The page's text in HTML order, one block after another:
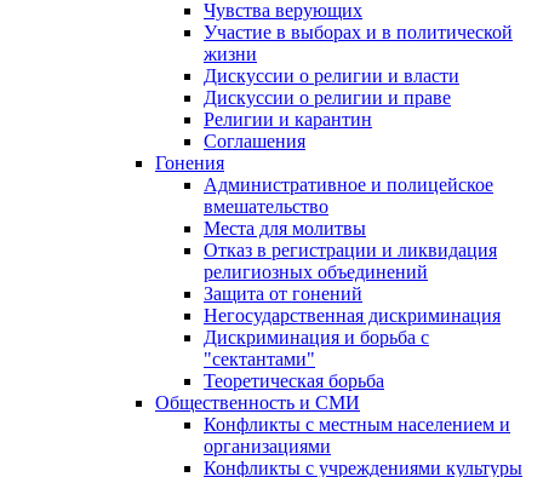
Чувства верующих
Участие в выборах и в политической
жизни
Дискуссии о религии и власти
Дискуссии о религии и праве
Религии и карантин
Соглашения
Гонения
Административное и полицейское
вмешательство
Места для молитвы
Отказ в регистрации и ликвидация
религиозных объединений
Защита от гонений
Негосударственная дискриминация
Дискриминация и борьба с
"сектантами"
Теоретическая борьба
Общественность и СМИ
Конфликты с местным населением и
организациями
Конфликты с учреждениями культуры